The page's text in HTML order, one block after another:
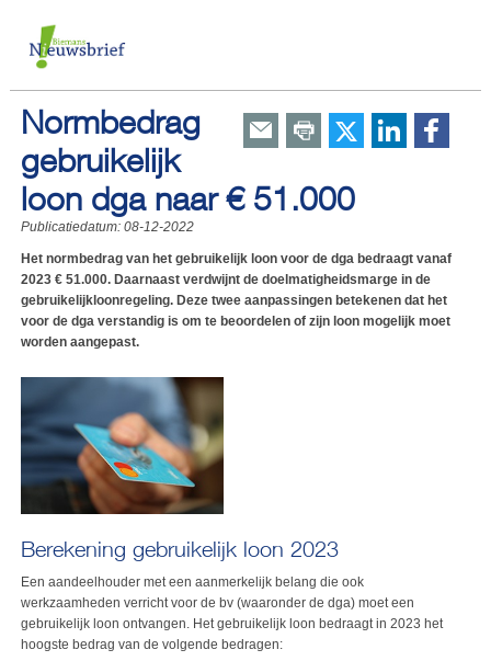
Normbedrag
gebruikelijk
loon dga naar € 51.000
Publicatiedatum: 08-12-2022
Het normbedrag van het gebruikelijk loon voor de dga bedraagt vanaf
2023 € 51.000. Daarnaast verdwijnt de doelmatigheidsmarge in de
gebruikelijkloonregeling. Deze twee aanpassingen betekenen dat het
voor de dga verstandig is om te beoordelen of zijn loon mogelijk moet
worden aangepast.
Berekening gebruikelijk loon 2023
Een aandeelhouder met een aanmerkelijk belang die ook
werkzaamheden verricht voor de bv (waaronder de dga) moet een
gebruikelijk loon ontvangen. Het gebruikelijk loon bedraagt in 2023 het
hoogste bedrag van de volgende bedragen: